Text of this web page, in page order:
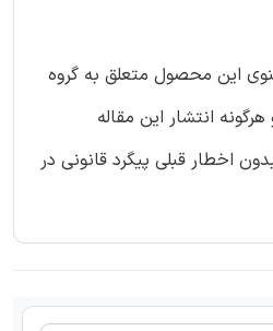
این محصول متعلق به گروه
انتشار این مقاله
اخطار قبلی پیگرد قانونی در